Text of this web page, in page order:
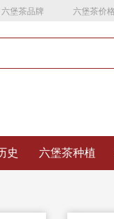
六堡茶品牌 六堡茶价格
史 六堡茶种植